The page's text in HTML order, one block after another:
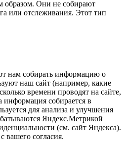
образом. Они не собирают
или отслеживания. Этот тип
нам собирать информацию о
наш сайт (например, какие
времени проводят на сайте,
собирается в
для анализа и улучшения
Яндекс.Метрикой
(см. сайт Яндекса).
вашего согласия.